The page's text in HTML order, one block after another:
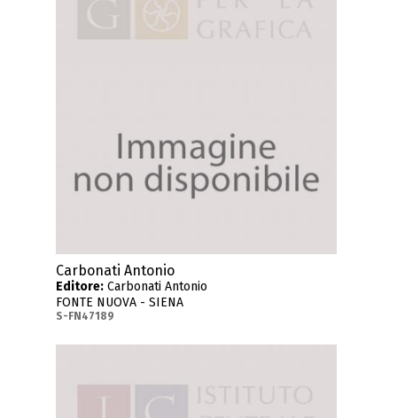
Carbonati Antonio
Editore: Carbonati Antonio
FONTE NUOVA - SIENA
S-FN47189